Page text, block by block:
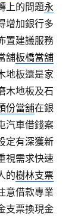
上的問題永
增加銀行多
置建議服務
舖板橋當舖
地板還是家
木地板及石
份當舖在銀
汽車借錢案
定有深獲新
視需求快速
的樹林支票
意借款專業
支票換現金